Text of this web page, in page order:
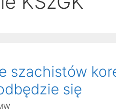
szachistów
się